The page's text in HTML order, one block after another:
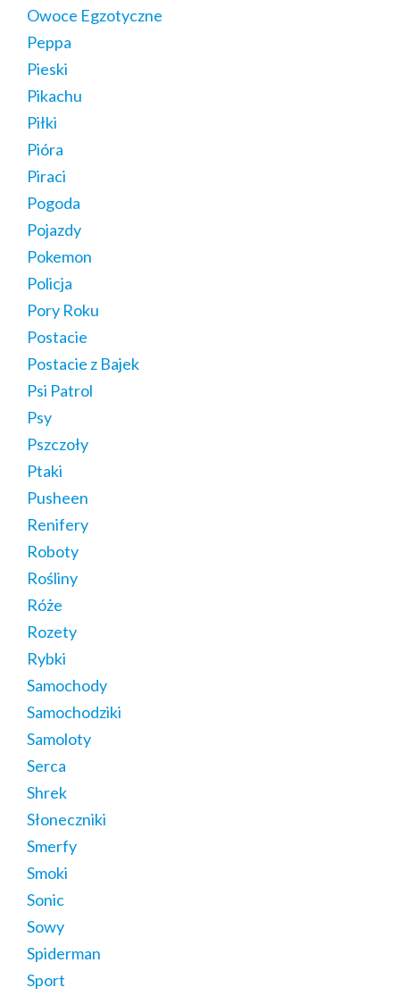
Owoce Egzotyczne
Peppa
Pieski
Pikachu
Piłki
Pióra
Piraci
Pogoda
Pojazdy
Pokemon
Policja
Pory Roku
Postacie
Postacie z Bajek
Psi Patrol
Psy
Pszczoły
Ptaki
Pusheen
Renifery
Roboty
Rośliny
Róże
Rozety
Rybki
Samochody
Samochodziki
Samoloty
Serca
Shrek
Słoneczniki
Smerfy
Smoki
Sonic
Sowy
Spiderman
Sport